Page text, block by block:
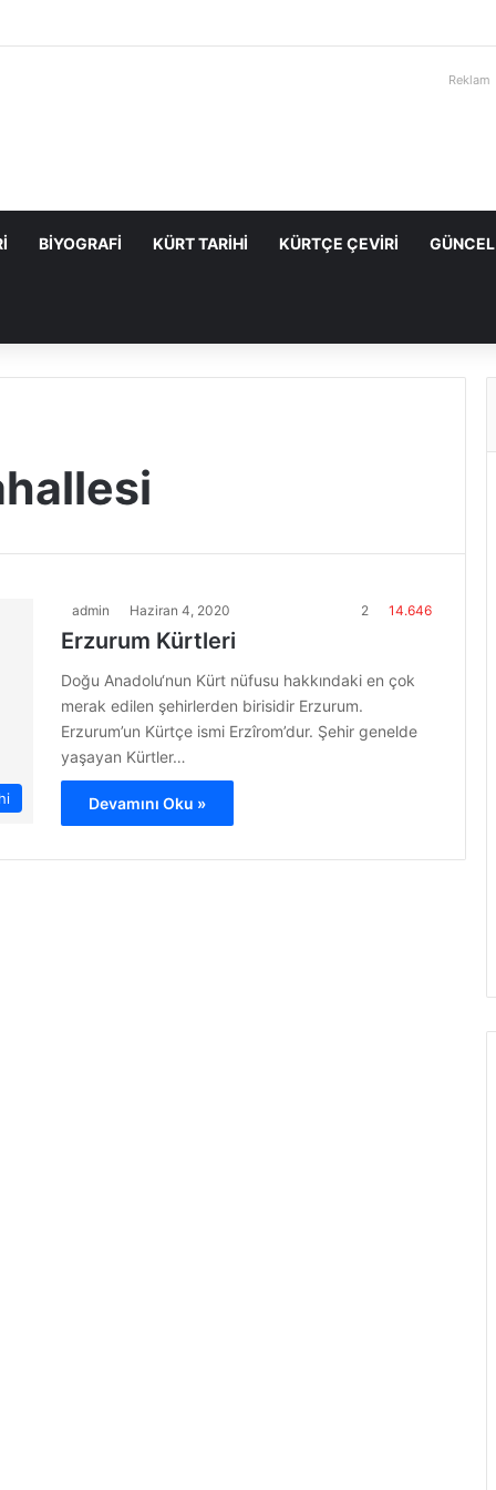
Reklam
BIYOGRAFI KÜRT TARIHI KÜRTÇE ÇEVIRI GÜNCEL
admin Haziran 4, 2020 2 14.646
Erzurum Kürtleri
Doğu Anadolu‘nun Kürt nüfusu hakkındaki en çok
merak edilen şehirlerden birisidir Erzurum.
Erzurum’un Kürtçe ismi Erzîrom’dur. Şehir genelde
yaşayan Kürtler…
Devamını Oku »